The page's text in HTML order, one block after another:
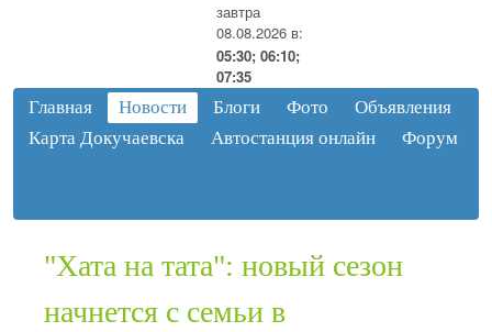
завтра
08.08.2026 в:
05:30; 06:10;
07:35
Главная Новости Блоги Фото
Объявления
Карта Докучаевска
Автостанция онлайн Форум
"Хата на тата": новый сезон
начнется с семьи в